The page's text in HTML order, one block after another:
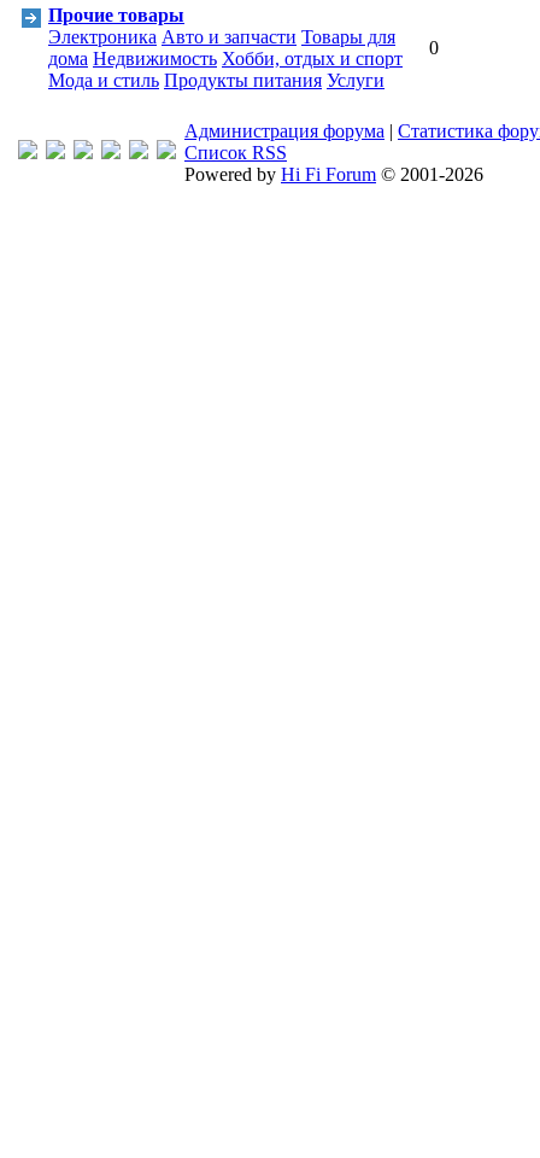
Прочие товары
Электроника Авто и запчасти Товары для
дома Недвижимость Хобби, отдых и спорт
Мода и стиль Продукты питания Услуги
0
Администрация форума | Статистика
Список RSS
Powered by Hi Fi Forum © 2001-2026